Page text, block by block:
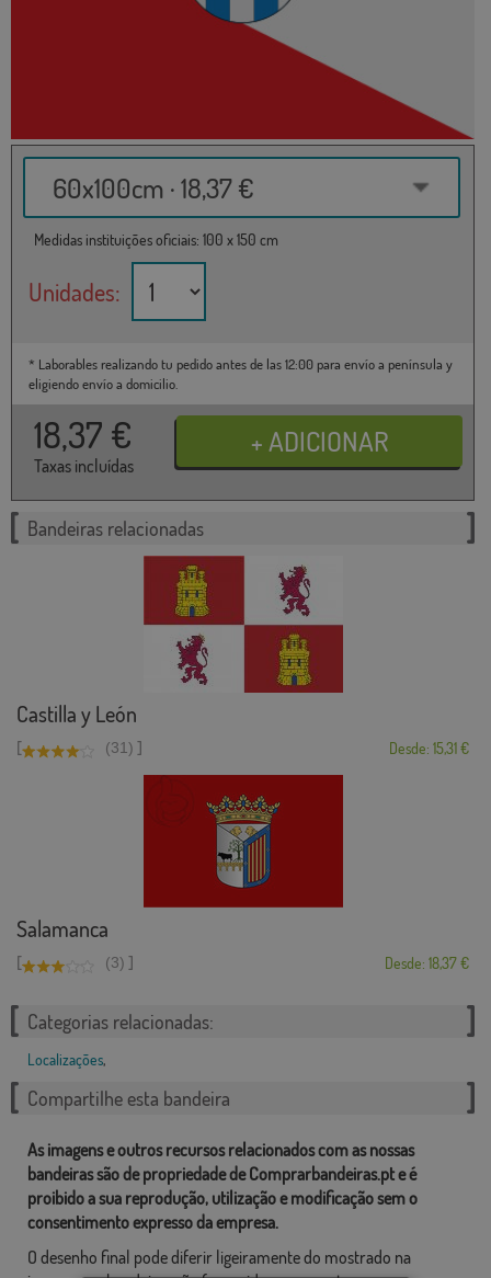
60x100cm · 18,37 €
Medidas instituições oficiais: 100 x 150 cm
Unidades:
* Laborables realizando tu pedido antes de las 12:00 para envío a península y
eligiendo envío a domicilio.
18,37 €
Taxas incluídas
Bandeiras relacionadas
Castilla y León
[ (31) ] Desde: 15,31 €
Salamanca
[ (3) ] Desde: 18,37 €
Categorias relacionadas:
Localizações,
Compartilhe esta bandeira
As imagens e outros recursos relacionados com as nossas
bandeiras são de propriedade de Comprarbandeiras.pt e é
proibido a sua reprodução, utilização e modificação sem o
consentimento expresso da empresa.
O desenho final pode diferir ligeiramente do mostrado na